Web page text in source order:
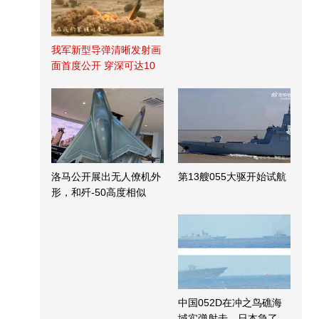
我军新型导弹清晰发射画
面首度公开 穿深可达10
洛马公开展出无人僚机外
形，和歼-50高度相似
第13艘055大驱开始试航
中国052D在冲之鸟礁海